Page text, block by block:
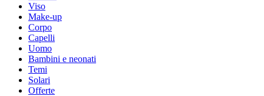
Viso
Make-up
Corpo
Capelli
Uomo
Bambini e neonati
Temi
Solari
Offerte